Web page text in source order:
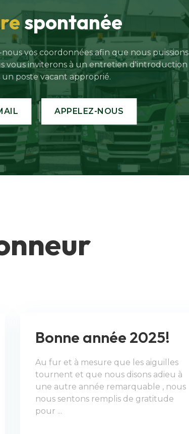
spontanée
vos coordonnées afin que nous puissions
vous inviterons à un entretien d'introduction
poste vacant approprié.
APPELEZ-NOUS
Bonne année 2025!
Au fur et à mesure que les aiguilles
tournent et que nous disons adieu à
une autre année remarquable , nous
nous sentons remplis de gratitude
pour ...